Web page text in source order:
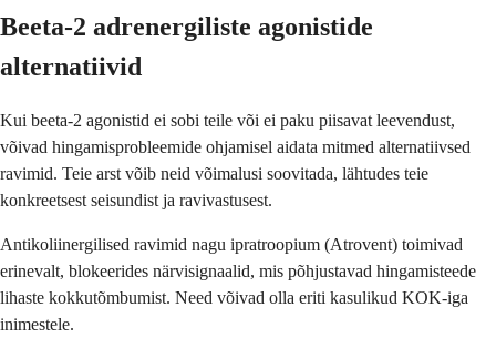
Beeta-2 adrenergiliste agonistide
alternatiivid
Kui beeta-2 agonistid ei sobi teile või ei paku piisavat leevendust,
võivad hingamisprobleemide ohjamisel aidata mitmed alternatiivsed
ravimid. Teie arst võib neid võimalusi soovitada, lähtudes teie
konkreetsest seisundist ja ravivastusest.
Antikoliinergilised ravimid nagu ipratroopium (Atrovent) toimivad
erinevalt, blokeerides närvisignaalid, mis põhjustavad hingamisteede
lihaste kokkutõmbumist. Need võivad olla eriti kasulikud KOK-iga
inimestele.